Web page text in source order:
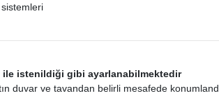
istenildiği gibi ayarlanabilmektedir
duvar ve tavandan belirli mesafede